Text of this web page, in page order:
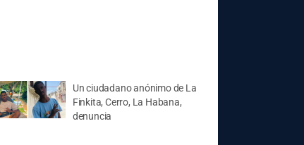
Un ciudadano anónimo de La
Finkita, Cerro, La Habana,
denuncia